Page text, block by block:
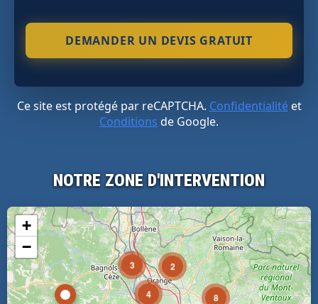
Ce site est protégé par reCAPTCHA. Confidentialitéet
Conditions de Google.
NOTRE ZONE D'INTERVENTION
3 2
4 8
+
−